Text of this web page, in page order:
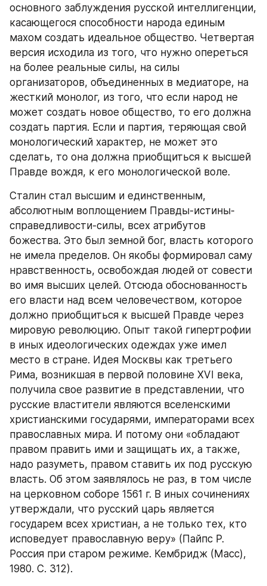
основного заблуждения русской интеллигенции,
касающегося способности народа единым
махом создать идеальное общество. Четвертая
версия исходила из того, что нужно опереться
на более реальные силы, на силы
организаторов, объединенных в медиаторе, на
жесткий монолог, из того, что если народ не
может создать новое общество, то его должна
создать партия. Если и партия, теряющая свой
монологический характер, не может это
сделать, то она должна приобщиться к высшей
Правде вождя, к его монологической воле.
Сталин стал высшим и единственным,
абсолютным воплощением Правды-истины-
справедливости-силы, всех атрибутов
божества. Это был земной бог, власть которого
не имела пределов. Он якобы формировал саму
нравственность, освобождая людей от совести
во имя высших целей. Отсюда обоснованность
его власти над всем человечеством, которое
должно приобщиться к высшей Правде через
мировую революцию. Опыт такой гипертрофии
в иных идеологических одеждах уже имел
место в стране. Идея Москвы как третьего
Рима, возникшая в первой половине XVI века,
получила свое развитие в представлении, что
русские властители являются вселенскими
христианскими государями, императорами всех
православных мира. И потому они «обладают
правом править ими и защищать их, а также,
надо разуметь, правом ставить их под русскую
власть. Об этом заявлялось не раз, в том числе
на церковном соборе 1561 г. В иных сочинениях
утверждали, что русский царь является
государем всех христиан, а не только тех, кто
исповедует православную веру» (Пайпс Р.
Россия при старом режиме. Кембридж (Масс),
1980. С. 312).